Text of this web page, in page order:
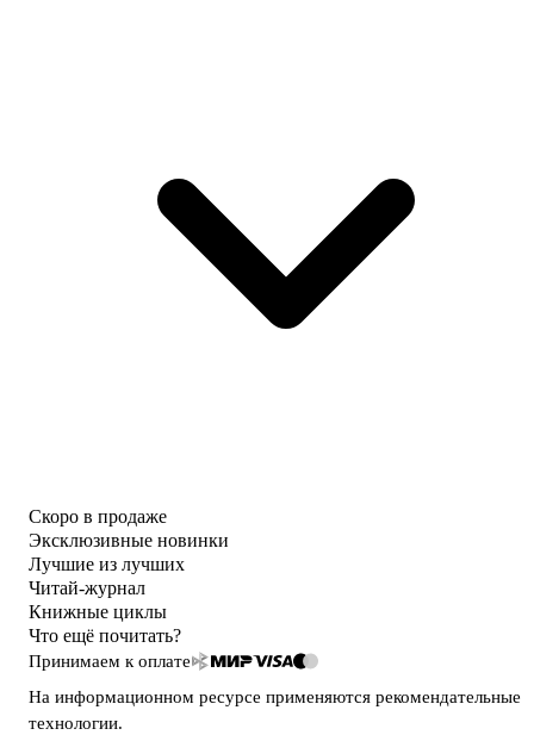
Скоро в продаже
Эксклюзивные новинки
Лучшие из лучших
Читай-журнал
Книжные циклы
Что ещё почитать?
Принимаем к оплате
На информационном ресурсе применяются рекомендательные
технологии.